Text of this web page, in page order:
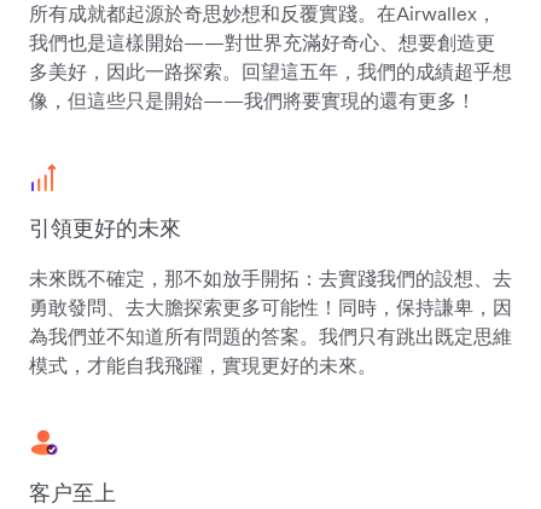
所有成就都起源於奇思妙想和反覆實踐。在Airwallex，
我們也是這樣開始——對世界充滿好奇心、想要創造更
多美好，因此一路探索。回望這五年，我們的成績超乎想
像，但這些只是開始——我們將要實現的還有更多！
引領更好的未來
未來既不確定，那不如放手開拓：去實踐我們的設想、去
勇敢發問、去大膽探索更多可能性！同時，保持謙卑，因
為我們並不知道所有問題的答案。我們只有跳出既定思維
模式，才能自我飛躍，實現更好的未來。
客户至上